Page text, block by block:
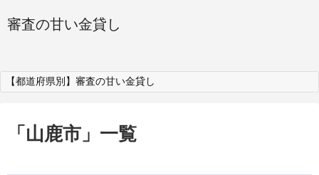
審査の甘い金貸し
【都道府県別】審査の甘い金貸し
「 山鹿市 」 一覧